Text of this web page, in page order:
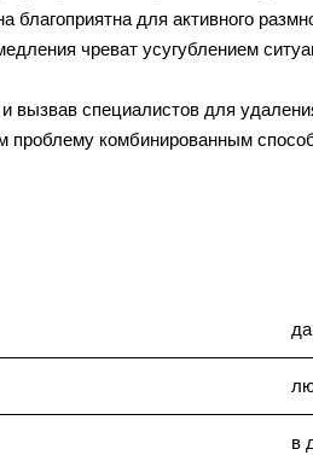
для активного
чреват усугублением
специалистов для
комбинированным
да
в